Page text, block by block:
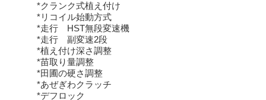
*クランク式植え付け
*リコイル始動方式
*走行 HST無段変速機
*走行 副変速2段
*植え付け深さ調整
*苗取り量調整
*田圃の硬さ調整
*あぜぎわクラッチ
*デフロック